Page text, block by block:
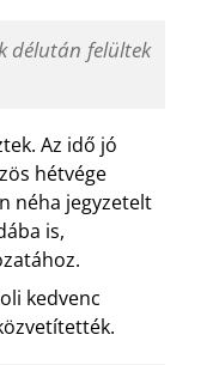
délután felültek
Az idő jó
hétvége
néha jegyzetelt
is,
kedvenc